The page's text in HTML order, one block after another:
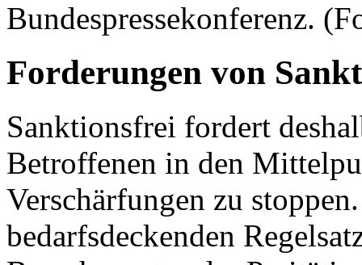
Bundespressekonferenz.
Forderungen von
Sanktionsfrei fordert
Betroffenen in den
Verschärfungen zu
bedarfsdeckenden